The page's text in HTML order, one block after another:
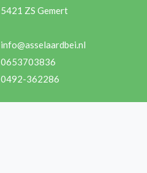
5421 ZS Gemert
info@asselaardbei.nl
0653703836
0492-362286